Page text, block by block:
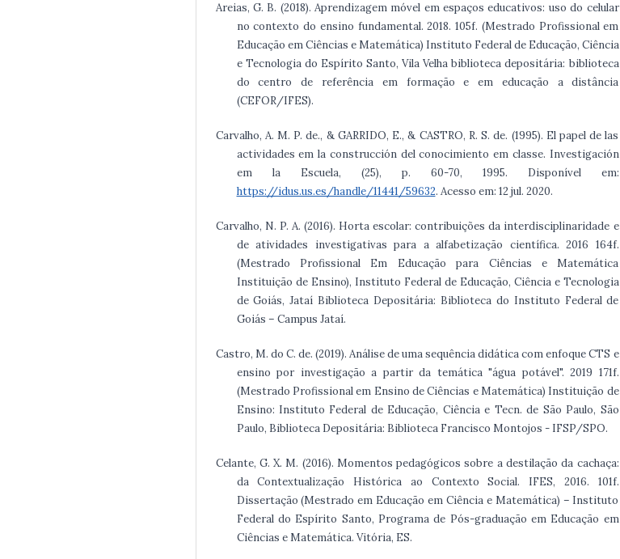
Areias, G. B. (2018). Aprendizagem móvel em espaços educativos: uso do celular
no contexto do ensino fundamental. 2018. 105f. (Mestrado Profissional em
Educação em Ciências e Matemática) Instituto Federal de Educação, Ciência
e Tecnologia do Espírito Santo, Vila Velha biblioteca depositária: biblioteca
do centro de referência em formação e em educação a distância
(CEFOR/IFES).
Carvalho, A. M. P. de., & GARRIDO, E., & CASTRO, R. S. de. (1995). El papel de las
actividades em la construcción del conocimiento em classe. Investigación
em la Escuela, (25), p. 60-70, 1995. Disponível em:
https://idus.us.es/handle/11441/59632. Acesso em: 12 jul. 2020.
Carvalho, N. P. A. (2016). Horta escolar: contribuições da interdisciplinaridade e
de atividades investigativas para a alfabetização científica. 2016 164f.
(Mestrado Profissional Em Educação para Ciências e Matemática
Instituição de Ensino), Instituto Federal de Educação, Ciência e Tecnologia
de Goiás, Jataí Biblioteca Depositária: Biblioteca do Instituto Federal de
Goiás – Campus Jataí.
Castro, M. do C. de. (2019). Análise de uma sequência didática com enfoque CTS e
ensino por investigação a partir da temática "água potável". 2019 171f.
(Mestrado Profissional em Ensino de Ciências e Matemática) Instituição de
Ensino: Instituto Federal de Educação, Ciência e Tecn. de São Paulo, São
Paulo, Biblioteca Depositária: Biblioteca Francisco Montojos - IFSP/SPO.
Celante, G. X. M. (2016). Momentos pedagógicos sobre a destilação da cachaça:
da Contextualização Histórica ao Contexto Social. IFES, 2016. 101f.
Dissertação (Mestrado em Educação em Ciência e Matemática) – Instituto
Federal do Espírito Santo, Programa de Pós-graduação em Educação em
Ciências e Matemática. Vitória, ES.